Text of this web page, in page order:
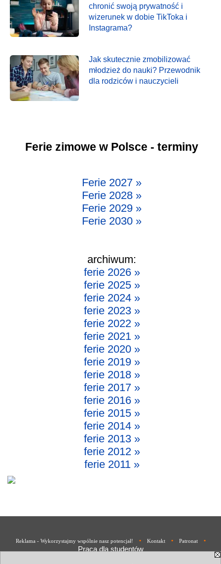
chronić swoją prywatność i
wizerunek w dobie TikToka i
Instagrama?
Jak skutecznie zmobilizować
młodzież do nauki? Przewodnik
dla rodziców i nauczycieli
Ferie zimowe w Polsce - terminy
Ferie 2027 »
Ferie 2028 »
Ferie 2029 »
Ferie 2030 »
archiwum:
ferie 2026 »
ferie 2025 »
ferie 2024 »
ferie 2023 »
ferie 2022 »
ferie 2021 »
ferie 2020 »
ferie 2019 »
ferie 2018 »
ferie 2017 »
ferie 2016 »
ferie 2015 »
ferie 2014 »
ferie 2013 »
ferie 2012 »
ferie 2011 »
Reklama - Wykorzystajmy wspólnie nasz potencjał! • Kontakt • Patronat •
Praca dla studentów